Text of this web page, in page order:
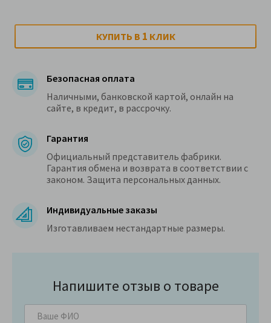
КУПИТЬ В 1 КЛИК
Безопасная оплата
Наличными, банковской картой, онлайн на
сайте, в кредит, в рассрочку.
Гарантия
Официальный представитель фабрики.
Гарантия обмена и возврата в соответствии с
законом. Защита персональных данных.
Индивидуальные заказы
Изготавливаем нестандартные размеры.
Напишите отзыв о товаре